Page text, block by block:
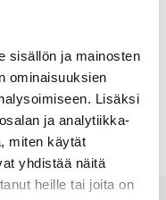
sisällön ja mainosten
ominaisuuksien
Lisäksi
ja analytiikka-
miten käytät
yhdistää näitä
heille tai joita on